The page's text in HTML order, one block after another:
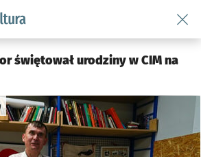
wroclaw.pl podserwis: Kultura
świętował urodziny w CIM na